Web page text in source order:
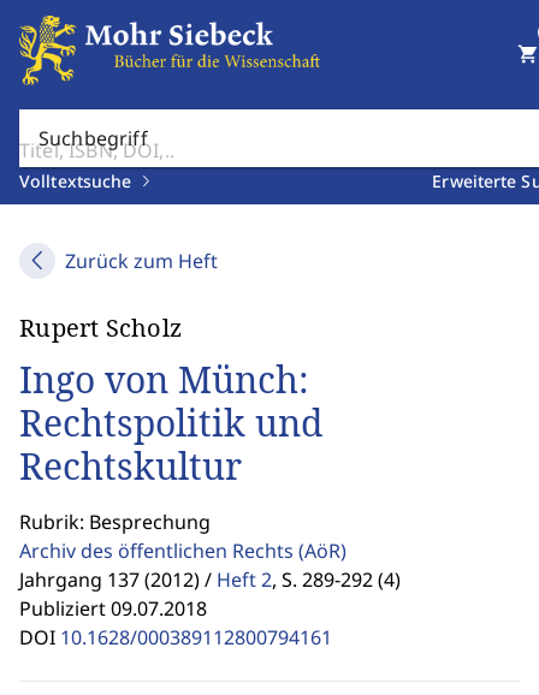
Suchbegriff
Volltextsuche Erweiterte
shopping_cart
Zurück zum Heft
Rupert Scholz
Ingo von Münch:
Rechtspolitik und
Rechtskultur
Rubrik: Besprechung
Archiv des öffentlichen Rechts (AöR)
Jahrgang 137 (2012) / Heft 2, S. 289-292 (4)
Publiziert 09.07.2018
DOI 10.1628/000389112800794161